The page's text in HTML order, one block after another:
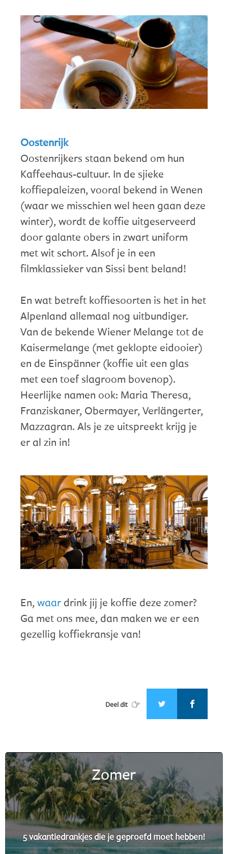
Oostenrijk
Oostenrijkers staan bekend om hun
Kaffeehaus-cultuur. In de sjieke
koffiepaleizen, vooral bekend in Wenen
(waar we misschien wel heen gaan deze
winter), wordt de koffie uitgeserveerd
door galante obers in zwart uniform
met wit schort. Alsof je in een
filmklassieker van Sissi bent beland!
En wat betreft koffiesoorten is het in het
Alpenland allemaal nog uitbundiger.
Van de bekende Wiener Melange tot de
Kaisermelange (met geklopte eidooier)
en de Einspänner (koffie uit een glas
met een toef slagroom bovenop).
Heerlijke namen ook: Maria Theresa,
Franziskaner, Obermayer, Verlängerter,
Mazzagran. Als je ze uitspreekt krijg je
er al zin in!
En,waar drink jij je koffie deze zomer?
Ga met ons mee, dan maken we er een
gezellig koffiekransje van!
Deel dit
Zomer
5 vakantiedrankjes die je geproefd moet hebben!